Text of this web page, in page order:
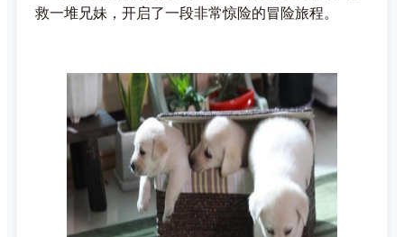
救一堆兄妹，开启了一段非常惊险的冒险旅程。